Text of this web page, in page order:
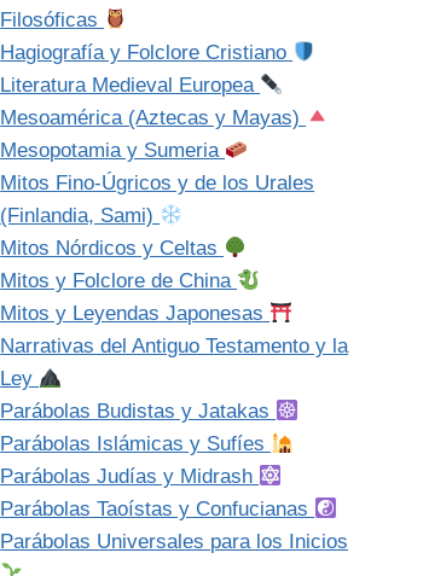
Filosóficas
Hagiografía y Folclore Cristiano
Literatura Medieval Europea
Mesoamérica (Aztecas y Mayas)
Mesopotamia y Sumeria
Mitos Fino-Úgricos y de los Urales
(Finlandia, Sami)
Mitos Nórdicos y Celtas
Mitos y Folclore de China
Mitos y Leyendas Japonesas
Narrativas del Antiguo Testamento y la
Ley
Parábolas Budistas y Jatakas
Parábolas Islámicas y Sufíes
Parábolas Judías y Midrash
Parábolas Taoístas y Confucianas
Parábolas Universales para los Inicios